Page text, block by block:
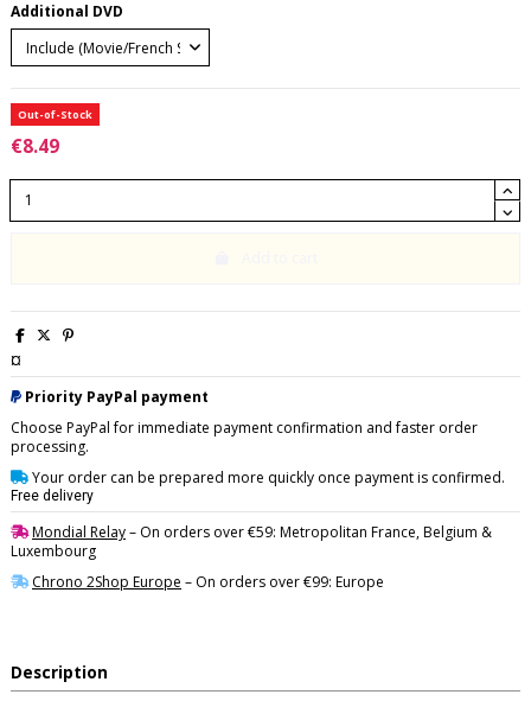
Additional DVD
Out-of-Stock
€8.49
¤
Priority PayPal payment
Choose PayPal for immediate payment confirmation and faster order
processing.
Your order can be prepared more quickly once payment is confirmed.
Free delivery
Mondial Relay– On orders over €59: Metropolitan France, Belgium &
Luxembourg
Chrono 2Shop Europe – On orders over €99: Europe
Description